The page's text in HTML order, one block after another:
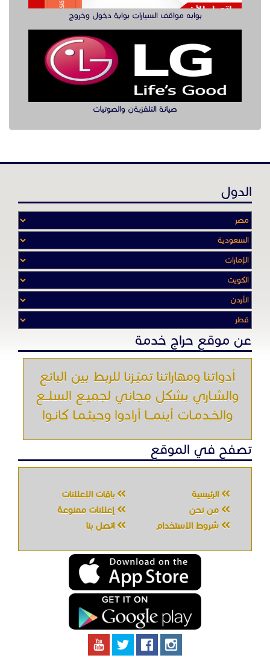
عن موقع حراج خدمة
أدواتنا ومهاراتنا تميّـزنا للربط بين البائع
والشـاري بشكل مجاني لجميـع السلــع
والخـدمـات أينمـــا أرادوا وحيثـمـا كانـوا
تصفح في الموقع
الرئيسية
شروط الاستخدام
اتصل بنا
لتقنية المعلومات